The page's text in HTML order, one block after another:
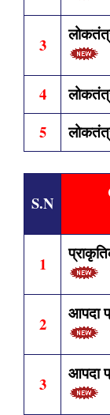
3
4
5
S.N
1
2
आपदा
3
आपदा